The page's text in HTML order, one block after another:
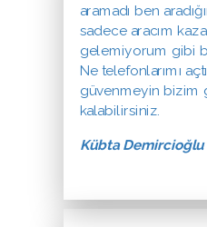
aramadı ben
sadece aracım
gelemiyorum gibi
Ne telefonlarımı
güvenmeyin bizim
kalabilirsiniz.
Kübta Demircioğlu